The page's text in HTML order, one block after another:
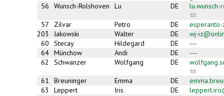
56
Wunsch-Rolshoven Lu DE
lu.wunsch-
(link
sends
e-
mail)
57 Zilvar Petro DE
203
Jakowski Walter DE
wj-
60
Stecay Hildegard DE
---
64 Münchow Andi DE
---
62
Schwanzer Wolfgang DE
(link
sends
e-
61 Breuninger Emma DE
63
Leppert Iris DE